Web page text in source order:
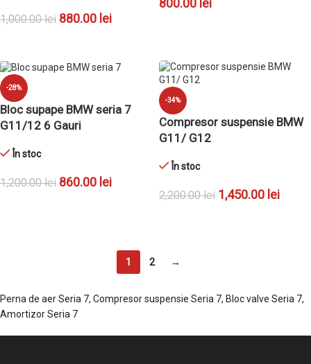
1,000.00lei 880.00 lei
800.00 lei
-28%
Bloc supape BMW seria 7
G11/12 6 Gauri
În stoc
1,200.00lei 860.00 lei
-34%
Compresor suspensie BMW
G11/ G12
În stoc
2,200.00lei 1,450.00 lei
1 2 →
Perna de aer Seria 7, Compresor suspensie Seria 7, Bloc valve Seria 7,
Amortizor Seria 7